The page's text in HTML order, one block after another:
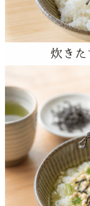
手土産や季節の贈り物のほか
プチギフトにも便利です。小
く届けたい場面にどうぞ。
原材料
昆布（国産）、
草）、増粘多糖類
※原材料の一部
商品サイズ
縦6ｃｍ×横9.5
す。
20ｇ
賞味期限 60日間
保存方法
直射日光・高温
ださい。